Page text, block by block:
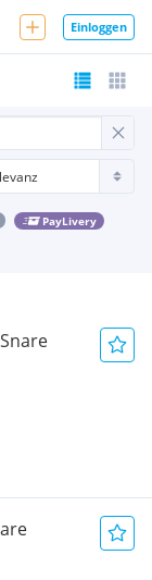
Einloggen
PayLivery